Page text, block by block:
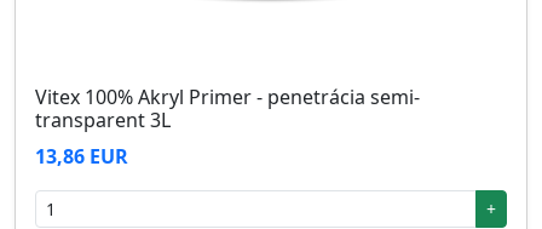
Vitex 100% Akryl Primer - penetrácia semi-
transparent 3L
13,86 EUR
+